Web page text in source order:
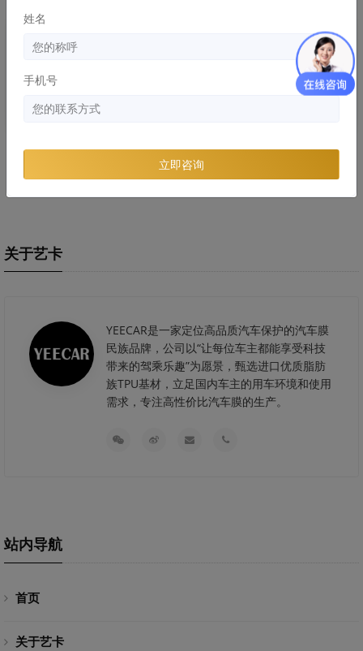
劣质隐形车危害：浪费的钱比膜
隐形车衣和改色膜哪个好，两者
区别和优缺点分析
关于艺卡
YEECAR是一家定位高品质汽车保护的汽车膜
民族品牌，公司以“让每位车主都能享受科技
带来的驾乘乐趣”为愿景，甄选进口优质脂肪
族TPU基材，立足国内车主的用车环境和使用
需求，专注高性价比汽车膜的生产。
站内导航
首页
关于艺卡
姓名
手机号
立即咨询